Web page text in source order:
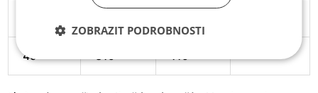
49 319 119
ZOBRAZIT PODROBNOSTI